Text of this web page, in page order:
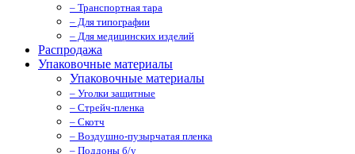
– Транспортная тара
– Для типографии
– Для медицинских изделий
Распродажа
Упаковочные материалы
Упаковочные материалы
– Уголки защитные
– Стрейч-пленка
– Скотч
– Воздушно-пузырчатая пленка
– Поддоны б/у